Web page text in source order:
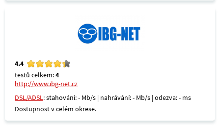
4.4
testů celkem:4
http://www.ibg-net.cz
DSL/ADSL: stahování: - Mb/s | nahrávání: - Mb/s | odezva: - ms
Dostupnost v celém okrese.